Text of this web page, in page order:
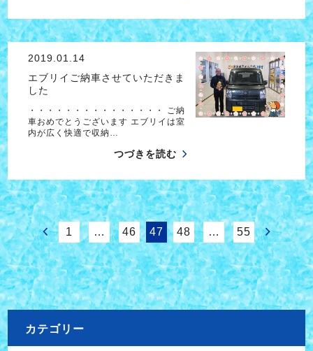
2019.01.14
エブリイご納車させていただきま
した
・・・・・・・・・・・・・・・ ご納
車おめでとうございます エブリイは室
内が広く快適で収納…
つづきを読む
1 … 46 47 48 … 55
カテゴリー